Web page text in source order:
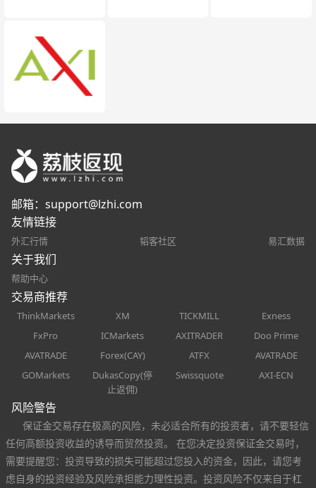
邮箱： support@lzhi.com
友情链接
外汇行情 韬客社区 易汇数据
关于我们
帮助中心
交易商推荐
ThinkMarkets XM TICKMILL
Exness
FxPro
ICMarkets AXITRADER
Doo Prime
AVATRADE
Forex(CAY) ATFX
AVATRADE
GOMarkets
DukasCopy(停
止返佣)
Swissquote AXI-ECN
风险警告
保证金交易存在极高的风险，未必适合所有的投资者，请不要轻信
任何高额投资收益的诱导而贸然投资。 在您决定投资保证金交易时，
需要提醒您：投资导致的损失可能超过您投入的资金，因此，请您考
虑自身的投资经验及风险承担能力理性投资。投资风险不仅来自于杠